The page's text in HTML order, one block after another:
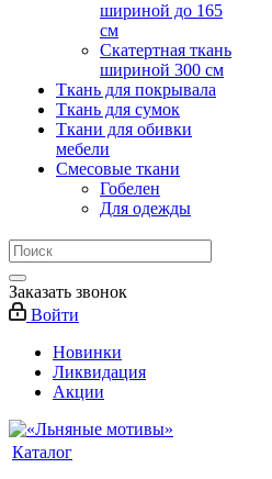
шириной до 165
см
Скатертная ткань
шириной 300 см
Ткань для покрывала
Ткань для сумок
Ткани для обивки
мебели
Смесовые ткани
Гобелен
Для одежды
Заказать звонок
Войти
Новинки
Ликвидация
Акции
Каталог